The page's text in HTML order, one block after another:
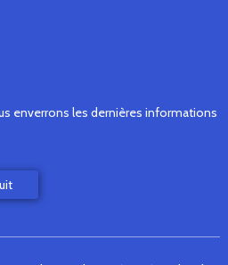
enverrons les dernières informations